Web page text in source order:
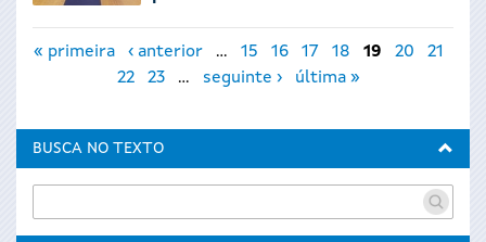
Páxinas
« primeira ‹ anterior … 15 16 17 18 19 20
21
22
23 … seguinte › última »
BUSCA NO TEXTO